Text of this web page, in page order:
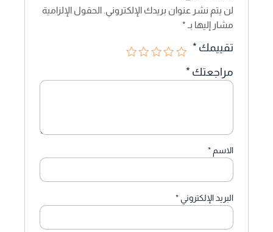
لن يتم نشر عنوان بريدك الإلكتروني. الحقول الإلزامية
مشار إليها بـ *
تقييمك *
مراجعتك *
الاسم*
البريد الإلكتروني*